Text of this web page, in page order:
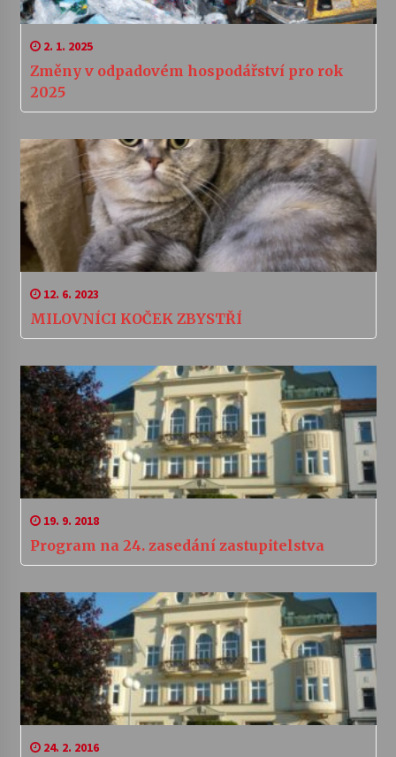
2. 1. 2025
Změny v odpadovém hospodářství pro rok
2025
12. 6. 2023
MILOVNÍCI KOČEK ZBYSTŘÍ
19. 9. 2018
Program na 24. zasedání zastupitelstva
24. 2. 2016